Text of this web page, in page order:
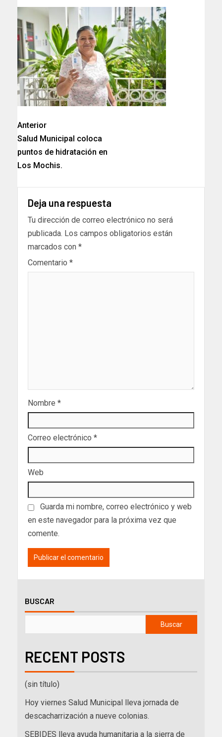
Anterior
Salud Municipal coloca
puntos de hidratación en
Los Mochis.
Deja una respuesta
Tu dirección de correo electrónico no será
publicada. Los campos obligatorios están
marcados con *
Comentario *
Nombre *
Correo electrónico *
Web
Guarda mi nombre, correo electrónico y web
en este navegador para la próxima vez que
comente.
BUSCAR
Buscar
RECENT POSTS
(sin título)
Hoy viernes Salud Municipal lleva jornada de
descacharrización a nueve colonias.
SEBIDES lleva ayuda humanitaria a la sierra de